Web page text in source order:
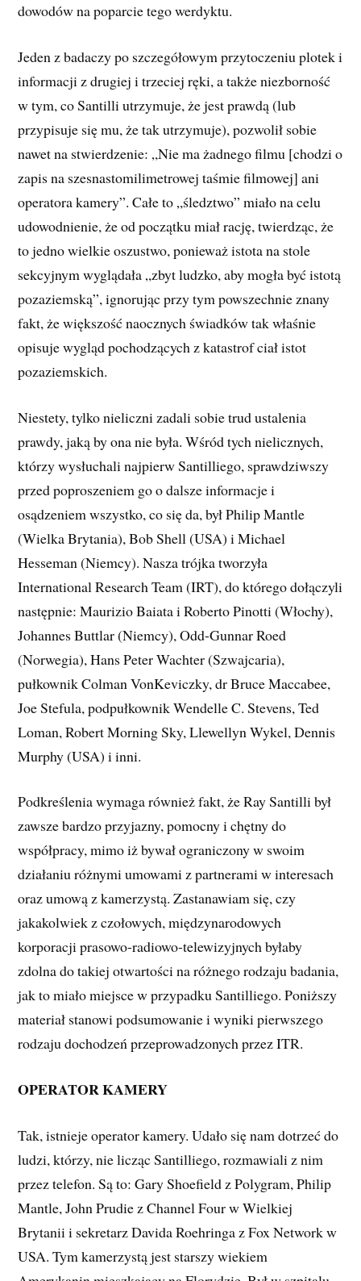
dowodów na poparcie tego werdyktu.
Jeden z badaczy po szczegółowym przytoczeniu plotek i
informacji z drugiej i trzeciej ręki, a także niezborność
w tym, co Santilli utrzymuje, że jest prawdą (lub
przypisuje się mu, że tak utrzymuje), pozwolił sobie
nawet na stwierdzenie: „Nie ma żadnego filmu [chodzi o
zapis na szesnastomilimetrowej taśmie filmowej] ani
operatora kamery”. Całe to „śledztwo” miało na celu
udowodnienie, że od początku miał rację, twierdząc, że
to jedno wielkie oszustwo, ponieważ istota na stole
sekcyjnym wyglądała „zbyt ludzko, aby mogła być istotą
pozaziemską”, ignorując przy tym powszechnie znany
fakt, że większość naocznych świadków tak właśnie
opisuje wygląd pochodzących z katastrof ciał istot
pozaziemskich.
Niestety, tylko nieliczni zadali sobie trud ustalenia
prawdy, jaką by ona nie była. Wśród tych nielicznych,
którzy wysłuchali najpierw Santilliego, sprawdziwszy
przed poproszeniem go o dalsze informacje i
osądzeniem wszystko, co się da, był Philip Mantle
(Wielka Brytania), Bob Shell (USA) i Michael
Hesseman (Niemcy). Nasza trójka tworzyła
International Research Team (IRT), do którego dołączyli
następnie: Maurizio Baiata i Roberto Pinotti (Włochy),
Johannes Buttlar (Niemcy), Odd-Gunnar Roed
(Norwegia), Hans Peter Wachter (Szwajcaria),
pułkownik Colman VonKeviczky, dr Bruce Maccabee,
Joe Stefula, podpułkownik Wendelle C. Stevens, Ted
Loman, Robert Morning Sky, Llewellyn Wykel, Dennis
Murphy (USA) i inni.
Podkreślenia wymaga również fakt, że Ray Santilli był
zawsze bardzo przyjazny, pomocny i chętny do
współpracy, mimo iż bywał ograniczony w swoim
działaniu różnymi umowami z partnerami w interesach
oraz umową z kamerzystą. Zastanawiam się, czy
jakakolwiek z czołowych, międzynarodowych
korporacji prasowo-radiowo-telewizyjnych byłaby
zdolna do takiej otwartości na różnego rodzaju badania,
jak to miało miejsce w przypadku Santilliego. Poniższy
materiał stanowi podsumowanie i wyniki pierwszego
rodzaju dochodzeń przeprowadzonych przez ITR.
OPERATOR KAMERY
Tak, istnieje operator kamery. Udało się nam dotrzeć do
ludzi, którzy, nie licząc Santilliego, rozmawiali z nim
przez telefon. Są to: Gary Shoefield z Polygram, Philip
Mantle, John Prudie z Channel Four w Wielkiej
Brytanii i sekretarz Davida Roehringa z Fox Network w
USA. Tym kamerzystą jest starszy wiekiem